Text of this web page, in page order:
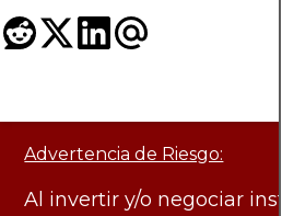
Advertencia de Riesgo:
Al invertir y/o negociar